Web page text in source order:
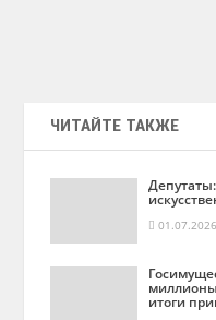
ЧИТАЙТЕ ТАКЖЕ
01.07.2026
итоги